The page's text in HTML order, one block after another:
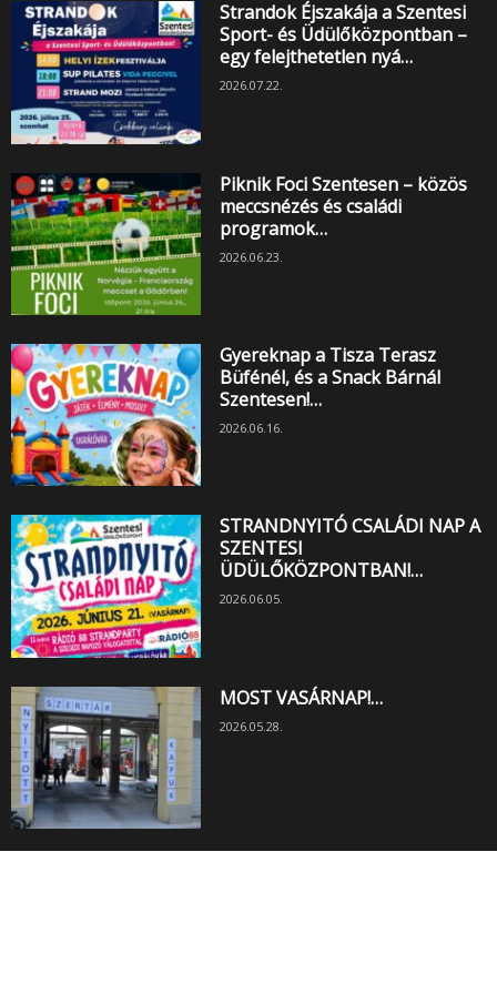
Strandok Éjszakája a Szentesi
Sport- és Üdülőközpontban –
egy felejthetetlen nyá…
2026.07.22.
Piknik Foci Szentesen – közös
meccsnézés és családi
programok…
2026.06.23.
Gyereknap a Tisza Terasz
Büfénél, és a Snack Bárnál
Szentesen!…
2026.06.16.
STRANDNYITÓ CSALÁDI NAP A
SZENTESI
ÜDÜLŐKÖZPONTBAN!…
2026.06.05.
MOST VASÁRNAP!…
2026.05.28.